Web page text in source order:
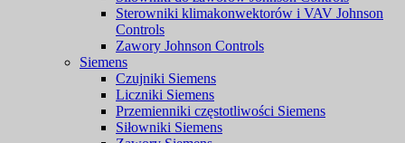
Sterowniki klimakonwektorów i VAV Johnson
Controls
Zawory Johnson Controls
Siemens
Czujniki Siemens
Liczniki Siemens
Przemienniki częstotliwości Siemens
Siłowniki Siemens